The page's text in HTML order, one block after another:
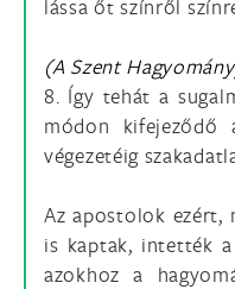
lássa őt színről
(A Szent
8. Így tehát a
módon kifejeződő
végezetéig
Az apostolok ezért,
is kaptak, intették
azokhoz a